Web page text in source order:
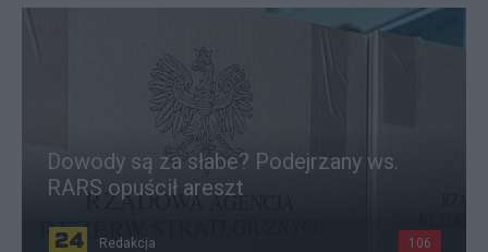
Dowody są za słabe? Podejrzany ws.
RARS opuścił areszt
Redakcja 106